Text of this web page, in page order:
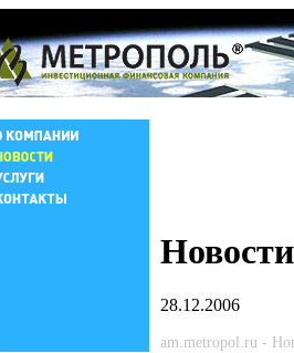
28.12.2006
am.metropol.ru -